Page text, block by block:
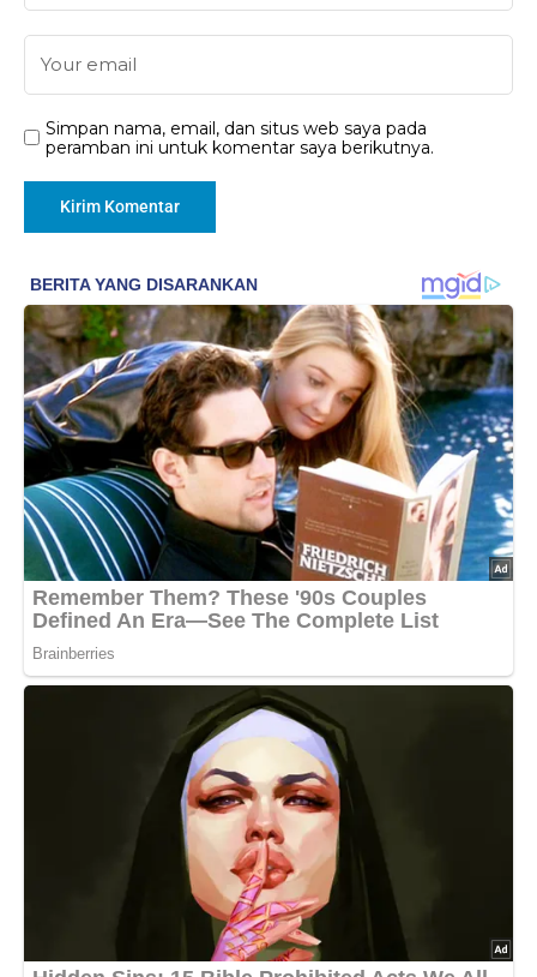
Simpan nama, email, dan situs web saya pada
peramban ini untuk komentar saya berikutnya.